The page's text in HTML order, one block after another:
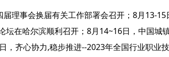
理事会换届有关工作部署会召开；8月13-
坛在哈尔滨顺利召开；8月14~16日，中国城
，齐心协力,稳步推进--2023年全国行业职业